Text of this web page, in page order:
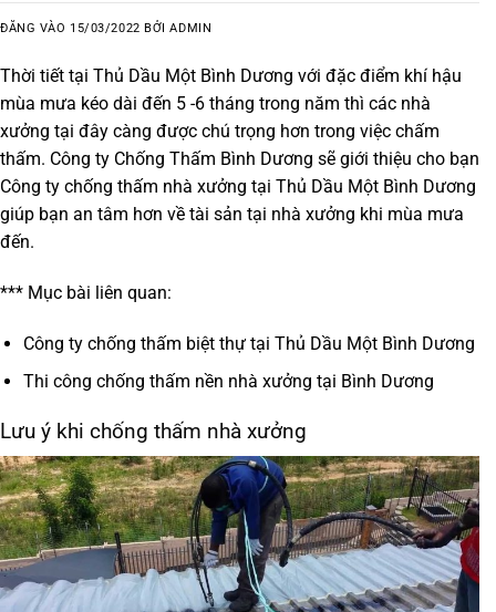
ĐĂNG VÀO 15/03/2022 BỞIADMIN
Thời tiết tại Thủ Dầu Một Bình Dương với đặc điểm khí hậu
mùa mưa kéo dài đến 5 -6 tháng trong năm thì các nhà
xưởng tại đây càng được chú trọng hơn trong việc chấm
thấm. Công ty Chống Thấm Bình Dương sẽ giới thiệu cho bạn
Công ty chống thấm nhà xưởng tại Thủ Dầu Một Bình Dương
giúp bạn an tâm hơn về tài sản tại nhà xưởng khi mùa mưa
đến.
*** Mục bài liên quan:
Công ty chống thấm biệt thự tại Thủ Dầu Một Bình Dương
Thi công chống thấm nền nhà xưởng tại Bình Dương
Lưu ý khi chống thấm nhà xưởng